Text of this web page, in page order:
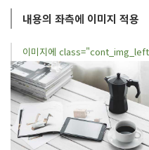
내용의 좌측에 이미지 적용
이미지에